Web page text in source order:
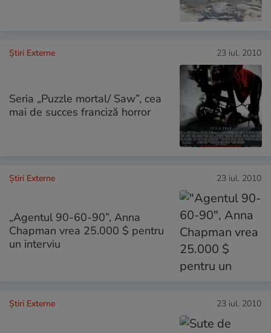
Știri Externe 23 iul. 2010
Seria „Puzzle mortal/ Saw”, cea
mai de succes franciză horror
Știri Externe 23 iul. 2010
„Agentul 90-60-90”, Anna
Chapman vrea 25.000 $ pentru
un interviu
Știri Externe 23 iul. 2010